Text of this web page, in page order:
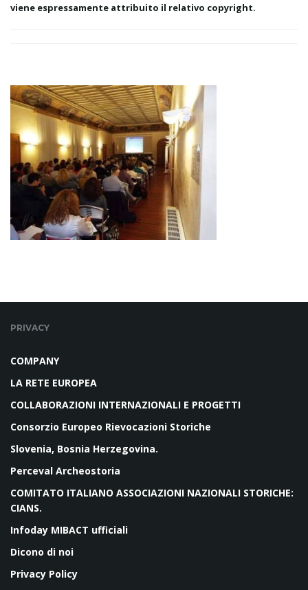
viene espressamente attribuito il relativo copyright.
PRIVACY
COMPANY
LA RETE EUROPEA
COLLABORAZIONI INTERNAZIONALI E PROGETTI
Consorzio Europeo Rievocazioni Storiche
Slovenia, Bosnia Herzegovina.
Perceval Archeostoria
COMITATO ITALIANO ASSOCIAZIONI NAZIONALI STORICHE:
CIANS.
Infoday MIBACT ufficiali
Dicono di noi
Privacy Policy